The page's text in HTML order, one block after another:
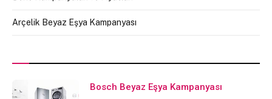
Arçelik Beyaz Eşya Kampanyası
Bosch Beyaz Eşya Kampanyası